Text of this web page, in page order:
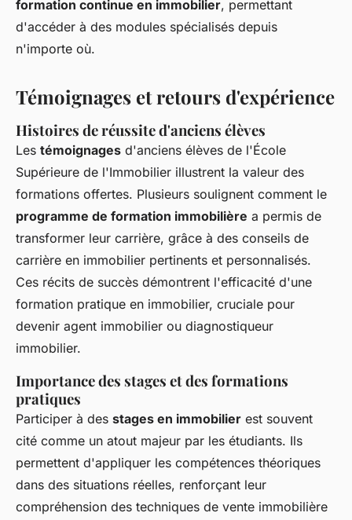
formation continue en immobilier, permettant
d'accéder à des modules spécialisés depuis
n'importe où.
Témoignages et retours d'expérience
Histoires de réussite d'anciens élèves
Les témoignages d'anciens élèves de l'École
Supérieure de l'Immobilier illustrent la valeur des
formations offertes. Plusieurs soulignent comment le
programme de formation immobilière a permis de
transformer leur carrière, grâce à des conseils de
carrière en immobilier pertinents et personnalisés.
Ces récits de succès démontrent l'efficacité d'une
formation pratique en immobilier, cruciale pour
devenir agent immobilier ou diagnostiqueur
immobilier.
Importance des stages et des formations
pratiques
Participer à des stages en immobilier est souvent
cité comme un atout majeur par les étudiants. Ils
permettent d'appliquer les compétences théoriques
dans des situations réelles, renforçant leur
compréhension des techniques de vente immobilière